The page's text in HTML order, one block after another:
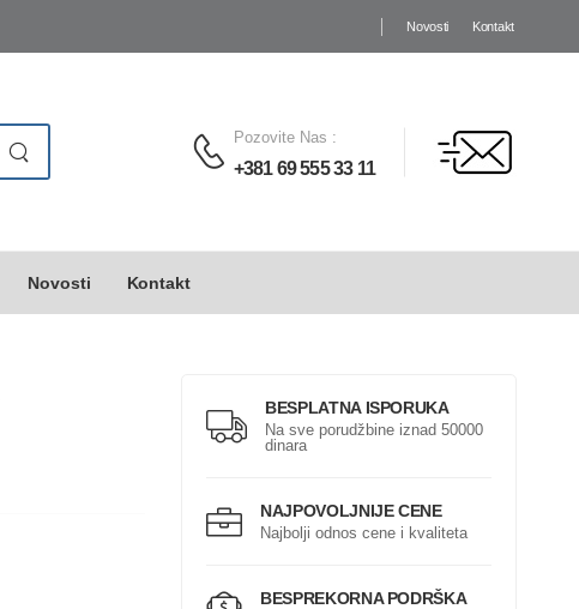
Novosti Kontakt
Pozovite Nas :
+381 69 555 33 11
Novosti Kontakt
BESPLATNA ISPORUKA
Na sve porudžbine iznad 50000
dinara
NAJPOVOLJNIJE CENE
Najbolji odnos cene i kvaliteta
BESPREKORNA PODRŠKA